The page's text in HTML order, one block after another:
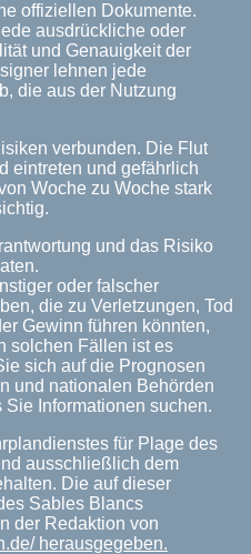
offiziellen Dokumente.
ausdrückliche oder
und Genauigkeit der
lehnen jede
die aus der Nutzung
verbunden. Die Flut
eintreten und gefährlich
Woche zu Woche stark
und das Risiko
oder falscher
die zu Verletzungen, Tod
Gewinn führen könnten,
solchen Fällen ist es
sich auf die Prognosen
und nationalen Behörden
Informationen suchen.
für Plage des
ausschließlich dem
Die auf dieser
Sables Blancs
der Redaktion von
herausgegeben.